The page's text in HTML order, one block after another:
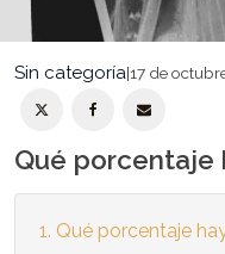
Sin categoría|17 de
Qué porcentaje
Qué porcentaje